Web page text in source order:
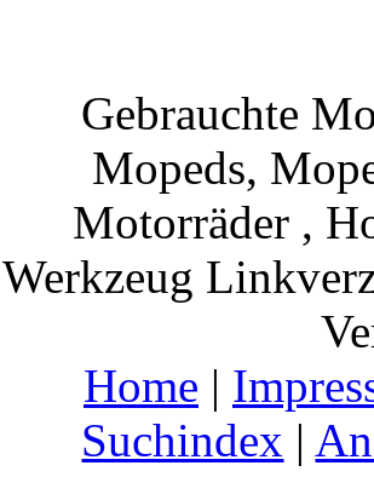
Gebrauchte
Mopeds,
Motorräder ,
Werkzeug
Home |
Suchindex |